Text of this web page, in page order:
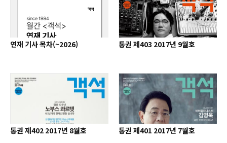
연재 기사 목차(~2026) 통권 제403 2017년 9월호
통권 제402 2017년 8월호 통권 제401 2017년 7월호